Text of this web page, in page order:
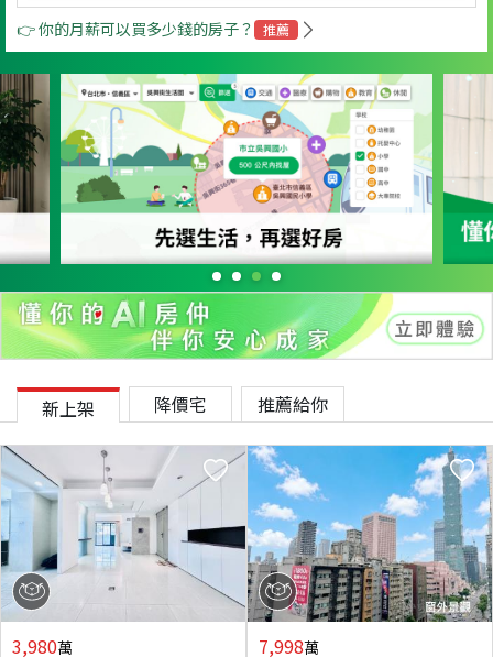
👉 你的月薪可以買多少錢的房子？ 推薦
新上架 降價宅 推薦給你
3,980萬 7,998萬